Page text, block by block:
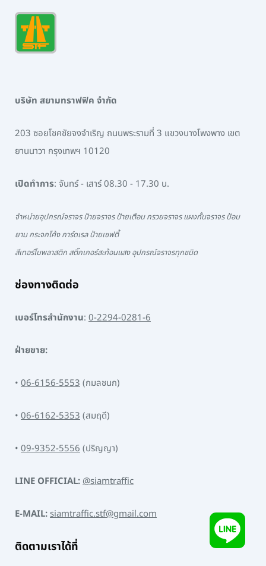
บริษัท สยามทราฟฟิค จำกัด
203 ซอยโชคชัยจงจำเริญ ถนนพระรามที่ 3 แขวงบางโพงพาง เขต
ยานนาวา กรุงเทพฯ 10120
เปิดทำการ: จันทร์ - เสาร์ 08.30 - 17.30 น.
จำหน่ายอุปกรณ์จราจร ป้ายจราจร ป้ายเตือน กรวยจราจร แผงกั้นจราจร ป้อม
ยาม กระจกโค้ง การ์ดเรล ป้ายเซฟตี้
สีเทอร์โมพลาสติก สติ๊กเกอร์สะท้อนแสง อุปกรณ์จราจรทุกชนิด
ช่องทางติดต่อ
เบอร์โทรสำนักงาน: 0-2294-0281-6
ฝ่ายขาย:
• 06-6156-5553(กมลชนก)
• 06-6162-5353(สมฤดี)
• 09-9352-5556(ปริญญา)
LINE OFFICIAL:@siamtraffic
E-MAIL:siamtraffic.stf@gmail.com
ติดตามเราได้ที่